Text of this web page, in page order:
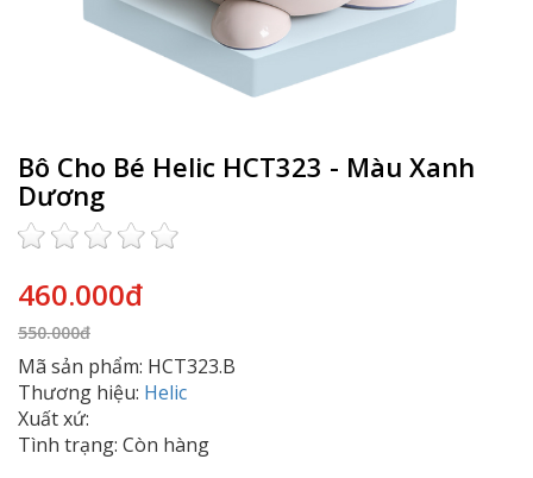
Bô Cho Bé Helic HCT323 - Màu Xanh
Dương
460.000đ
550.000đ
Mã sản phẩm: HCT323.B
Thương hiệu: Helic
Xuất xứ:
Tình trạng: Còn hàng